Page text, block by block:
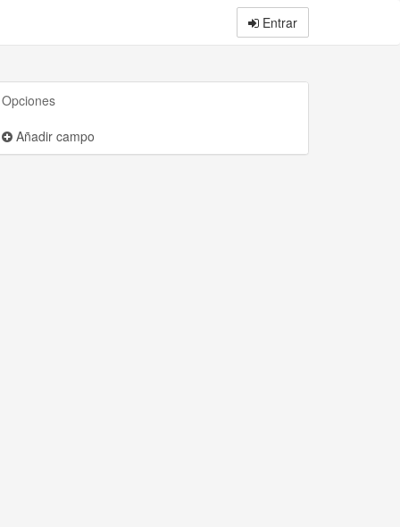
Entrar
Opciones
Añadir campo